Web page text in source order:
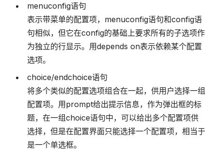
menuconfig语句
表示带菜单的配置项，menuconfig语句和config语
句相似，但它在config的基础上要求所有的子选项作
为独立的行显示。用depends on表示依赖某个配置
选项。
choice/endchoice语句
将多个类似的配置选项组合在一起，供用户选择一组
配置项。用prompt给出提示信息，作为弹出框的标
题，在一组choice语句中，可以给出多个配置项供
选择，但是在配置界面只能选择一个配置项，相当于
是一个单选框。